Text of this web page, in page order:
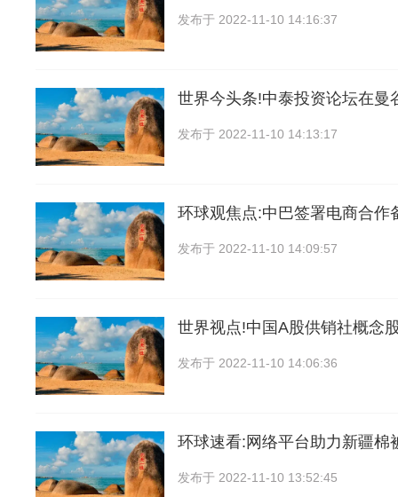
发布于 2022-11-10 14:16:37
世界今头条!中泰投资论坛在曼
发布于 2022-11-10 14:13:17
环球观焦点:中巴签署电商合作
发布于 2022-11-10 14:09:57
世界视点!中国A股供销社概念
发布于 2022-11-10 14:06:36
环球速看:网络平台助力新疆棉
发布于 2022-11-10 13:52:45